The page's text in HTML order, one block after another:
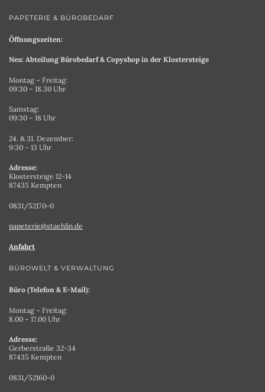
PAPETERIE & BÜROBEDARF
Öffnungszeiten:
Neu: Abteilung Bürobedarf & Copyshop in der Klostersteige
Montag – Freitag:
09:30 – 18.30 Uhr
Samstag:
09:30 – 18 Uhr
24. & 31. Dezember:
9:30 – 13 Uhr
Adresse:
Klostersteige 12-14
87435 Kempten
0831/52170-0
papeterie@staehlin.de
Anfahrt
BÜROWELT & VERWALTUNG
Büro (Telefon & E-Mail):
Montag – Freitag:
8.00 – 17.00 Uhr
Adresse:
Gerberstraße 32-34
87435 Kempten
0831/52160-0